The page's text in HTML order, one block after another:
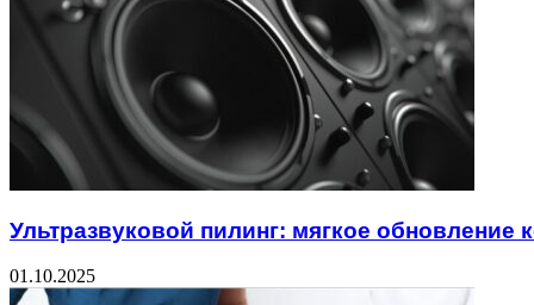
Ультразвуковой пилинг: мягкое обновление
01.10.2025